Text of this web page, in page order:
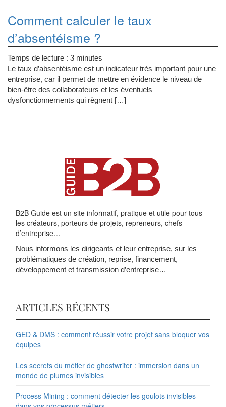
Comment calculer le taux
d’absentéisme ?
Temps de lecture : 3 minutes
Le taux d’absentéisme est un indicateur très important pour une
entreprise, car il permet de mettre en évidence le niveau de
bien-être des collaborateurs et les éventuels
dysfonctionnements qui règnent […]
B2B Guide est un site informatif, pratique et utile pour tous
les créateurs, porteurs de projets, repreneurs, chefs
d’entreprise…
Nous informons les dirigeants et leur entreprise, sur les
problématiques de création, reprise, financement,
développement et transmission d’entreprise…
ARTICLES RÉCENTS
GED & DMS : comment réussir votre projet sans bloquer vos
équipes
Les secrets du métier de ghostwriter : immersion dans un
monde de plumes invisibles
Process Mining : comment détecter les goulots invisibles